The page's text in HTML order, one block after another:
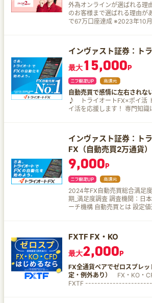
外為オンラインが選ばれる理
のお客様まで選ばれる理由が
で67万口座達成 ※2023年10月現在 理由：
あなたが決めたルール通りに
を繰り返します。 理由：02 <取引スタイルで選べ
る4つのコース> ルールの異
miniコースをご用意。 取引ス
て、お好みのコースが選べます。
やすく親しみやすい取引シス
ンアプリ 豊富な機能を片手で
「iサイクル2取引™」もご利
ブラウザ版 初心者から上級者
豊富な情報コンテンツをご用
レベルやニーズに合わせ豊富
ました。 理由：05 <安心のサ
トスタッフがあなたのお悩み
インヴァスト証券：ト
最大15,000P
自動売買で感情に左右されな
♪
トライオートFX×ポイ活
イ活を応援します！ 専門知識
動で取引。仕事をしている間
ンスを逃さない！ トライオー
イントもゲット！ トライオートFXの魅力はコチラ
トライオートFXは自動売買プ
動するだけ！ 初心者でもカン
気の通貨分散型プログラム「
間収益率は180％超！※ 自動売
ている間も、自動でFX取引を
イオートFXを運営するインヴ
JASDAQ上場企業なので安心
年5月26日における2020年5
レーション結果。 収益率など
の結果であり、将来の利益を
りません。 南アフリカランド
1/10してカウントします。 商号：インヴァスト証
券株式会社 登録番号：関東財
号 重要事項・リスクについて
インヴァスト証券：ト
FX（自動売買2万通貨）
9,000P
2024年FX自動売買総合満足
期_満足度調査 調査機関：日
ーチ機構 自動売買とは 設定値通りにプログラムが
情に負けないトレードができる。 通常のFX取
はメジャーでない、レンジ通
囲内での値動きが特徴な「豪
ーロ/ポンド」「ドル/カナダド
トライオートFXとは あらかじ
ドルールをえらぶだけでFXの
とができる。 複雑な設定やプ
FXTF FX・KO
最大2,000P
FX全通貨ペアでゼロスプレッ
定・例外あり）
FX・KO・
FXTF ---------------------- 【豊富なサービ